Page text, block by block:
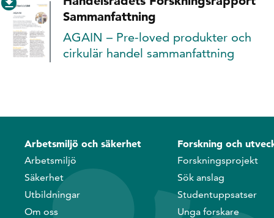
Sammanfattning
AGAIN – Pre-loved produkter och
cirkulär handel sammanfattning
Arbetsmiljö och säkerhet
Arbetsmiljö
Säkerhet
Utbildningar
Om oss
Forskning och
Forskningsprojekt
Sök anslag
Studentuppsatser
Unga forskare